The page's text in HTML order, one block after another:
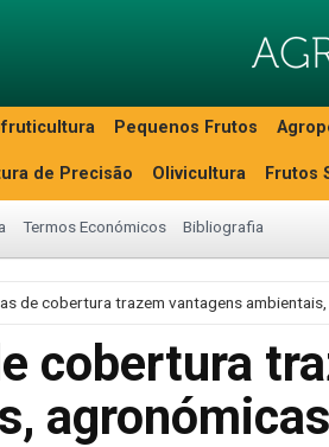
Pequenos Frutos
de Precisão Olivicultura Frutos
Termos Económicos Bibliografia
de cobertura trazem vantagens
cobertura